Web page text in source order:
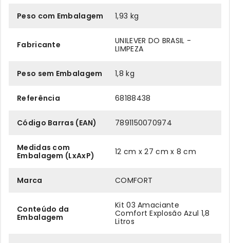
Peso com Embalagem 1,93 kg
Fabricante
UNILEVER DO BRASIL -
LIMPEZA
Peso sem Embalagem 1,8 kg
Referência 68188438
Código Barras (EAN) 7891150070974
Medidas com
Embalagem (LxAxP)
12 cm x 27 cm x 8 cm
Marca COMFORT
Conteúdo da
Embalagem
Kit 03 Amaciante
Comfort Explosão Azul 1,8
Litros